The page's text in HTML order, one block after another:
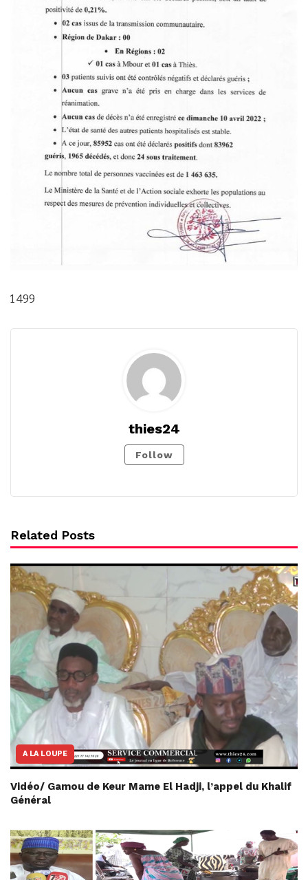
1 499
thies24
Follow
Related Posts
A LA LOUPE
Vidéo/ Gamou de Keur Mame El Hadji, l’appel du Khalif
Général